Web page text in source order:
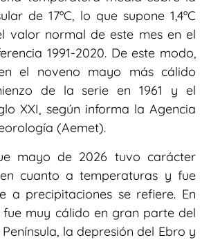
de 17ºC, lo que supone 1,4ºC
valor normal de este mes en el
1991-2020. De este modo,
el noveno mayo más cálido
de la serie en 1961 y el
XXI, según informa la Agencia
(Aemet).
mayo de 2026 tuvo carácter
cuanto a temperaturas y fue
a precipitaciones se refiere. En
muy cálido en gran parte del
la depresión del Ebro y